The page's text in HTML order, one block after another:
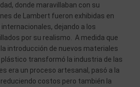
donde maravillaban con su
de Lambert fueron exhibidas en
dejando a los
por su realismo. A medida que
la introducción de nuevos materiales
plástico transformó la industria de las
era un proceso artesanal, pasó a la
costos pero también la